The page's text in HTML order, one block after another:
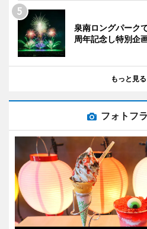
泉南ロングパーク
周年記念し特別企
もっと見る
フォトフ